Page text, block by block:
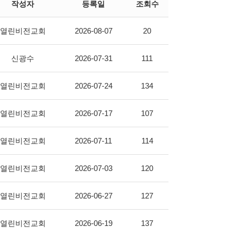
작성자 등록일 조회수
열린비전교회 2026-08-07 20
신광수 2026-07-31 111
열린비전교회 2026-07-24 134
열린비전교회 2026-07-17 107
열린비전교회 2026-07-11 114
열린비전교회 2026-07-03 120
열린비전교회 2026-06-27 127
열린비전교회 2026-06-19 137